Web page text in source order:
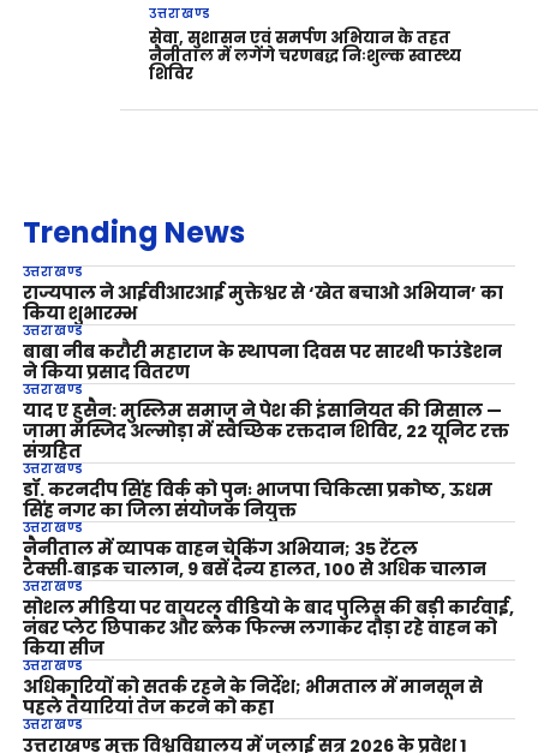
उत्तराखण्ड
सेवा, सुशासन एवं समर्पण अभियान के तहत
नैनीताल में लगेंगे चरणबद्ध निःशुल्क स्वास्थ्य
शिविर
Trending News
उत्तराखण्ड
राज्यपाल ने आईवीआरआई मुक्तेश्वर से ‘खेत बचाओ अभियान’ का
किया शुभारम्भ
उत्तराखण्ड
बाबा नीब करौरी महाराज के स्थापना दिवस पर सारथी फाउंडेशन
ने किया प्रसाद वितरण
उत्तराखण्ड
याद ए हुसैन: मुस्लिम समाज ने पेश की इंसानियत की मिसाल —
जामा मस्जिद अल्मोड़ा में स्वैच्छिक रक्तदान शिविर, 22 यूनिट रक्त
संग्रहित
उत्तराखण्ड
डॉ. करनदीप सिंह विर्क को पुनः भाजपा चिकित्सा प्रकोष्ठ, ऊधम
सिंह नगर का जिला संयोजक नियुक्त
उत्तराखण्ड
नैनीताल में व्यापक वाहन चेकिंग अभियान; 35 रेंटल
टैक्सी‑बाइक चालान, 9 बसें दैन्य हालत, 100 से अधिक चालान
उत्तराखण्ड
सोशल मीडिया पर वायरल वीडियो के बाद पुलिस की बड़ी कार्रवाई,
नंबर प्लेट छिपाकर और ब्लैक फिल्म लगाकर दौड़ा रहे वाहन को
किया सीज
उत्तराखण्ड
अधिकारियों को सतर्क रहने के निर्देश; भीमताल में मानसून से
पहले तैयारियां तेज करने को कहा
उत्तराखण्ड
उत्तराखण्ड मुक्त विश्वविद्यालय में जुलाई सत्र 2026 के प्रवेश 1